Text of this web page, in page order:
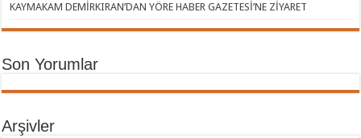
KAYMAKAM DEMİRKIRAN’DAN YÖRE HABER GAZETESİ’NE ZİYARET
Son Yorumlar
Arşivler